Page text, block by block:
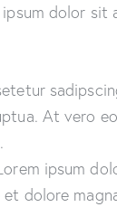
dolor
At vero
ipsum
dolore